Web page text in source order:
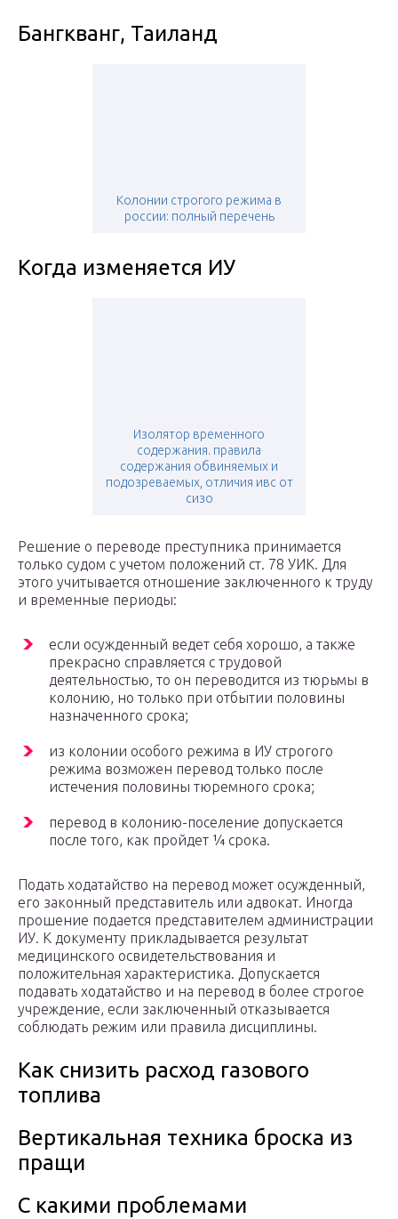
Бангкванг, Таиланд
Колонии строгого режима в
россии: полный перечень
Когда изменяется ИУ
Изолятор временного
содержания. правила
содержания обвиняемых и
подозреваемых, отличия ивс от
сизо
Решение о переводе преступника принимается
только судом с учетом положений ст. 78 УИК. Для
этого учитывается отношение заключенного к труду
и временные периоды:
если осужденный ведет себя хорошо, а также
прекрасно справляется с трудовой
деятельностью, то он переводится из тюрьмы в
колонию, но только при отбытии половины
назначенного срока;
из колонии особого режима в ИУ строгого
режима возможен перевод только после
истечения половины тюремного срока;
перевод в колонию-поселение допускается
после того, как пройдет ¼ срока.
Подать ходатайство на перевод может осужденный,
его законный представитель или адвокат. Иногда
прошение подается представителем администрации
ИУ. К документу прикладывается результат
медицинского освидетельствования и
положительная характеристика. Допускается
подавать ходатайство и на перевод в более строгое
учреждение, если заключенный отказывается
соблюдать режим или правила дисциплины.
Как снизить расход газового
топлива
Вертикальная техника броска из
пращи
С какими проблемами